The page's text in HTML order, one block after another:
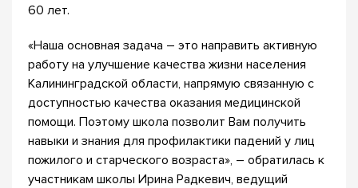
60 лет.
«Наша основная задача – это направить активную
работу на улучшение качества жизни населения
Калининградской области, напрямую связанную с
доступностью качества оказания медицинской
помощи. Поэтому школа позволит Вам получить
навыки и знания для профилактики падений у лиц
пожилого и старческого возраста», – обратилась к
участникам школы Ирина Радкевич, ведущий